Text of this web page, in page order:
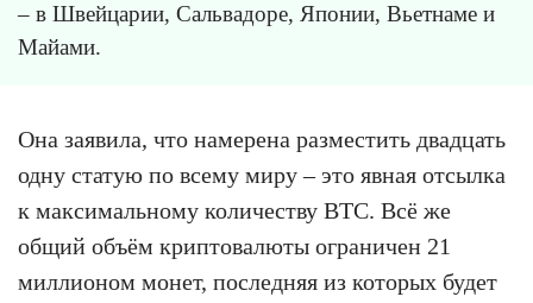
– в Швейцарии, Сальвадоре, Японии, Вьетнаме и
Майами.
Она заявила, что намерена разместить двадцать
одну статую по всему миру – это явная отсылка
к максимальному количеству BTC. Всё же
общий объём криптовалюты ограничен 21
миллионом монет, последняя из которых будет